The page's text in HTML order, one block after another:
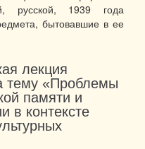
русской, 1939 года
бытовавшие в ее
лекция
тему «Проблемы
памяти и
в контексте